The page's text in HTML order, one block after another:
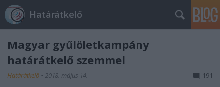
Határátkelő
Magyar gyűlöletkampány
határátkelő szemmel
Határátkelő • 2018. május 14. 191